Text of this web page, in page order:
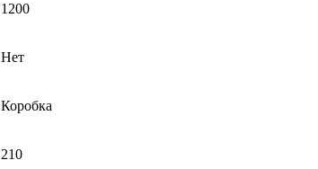
1200
Нет
Коробка
210